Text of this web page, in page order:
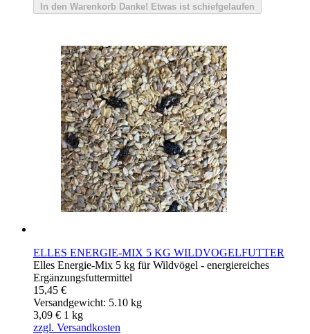
In den Warenkorb Danke! Etwas ist schiefgelaufen
ELLES ENERGIE-MIX 5 KG WILDVOGELFUTTER
Elles Energie-Mix 5 kg für Wildvögel - energiereiches
Ergänzungsfuttermittel
15,45 €
Versandgewicht: 5.10 kg
3,09 € 1 kg
zzgl. Versandkosten